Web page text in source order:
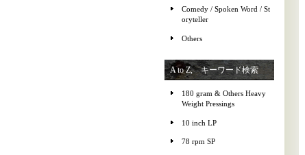
Comedy / Spoken Word / St
oryteller
Others
A to Z, キーワード検索
180 gram & Others Heavy
Weight Pressings
10 inch LP
78 rpm SP